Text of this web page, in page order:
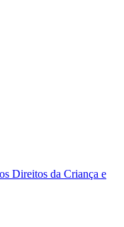
Direitos da Criança e